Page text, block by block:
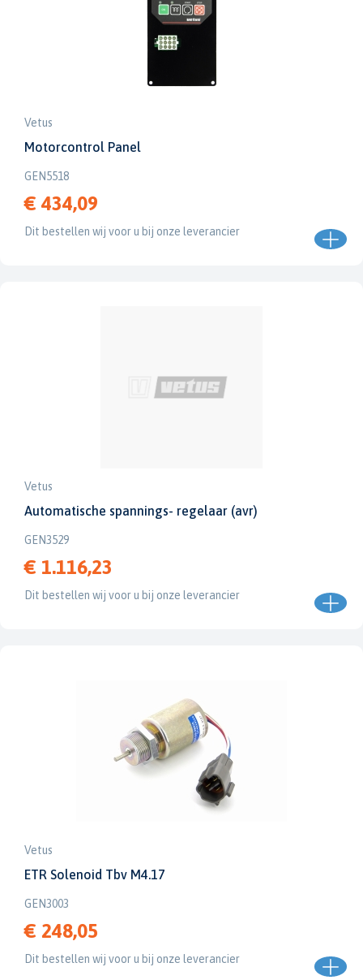
Vetus
Motorcontrol Panel
GEN5518
€ 434,09
Dit bestellen wij voor u bij onze leverancier
Vetus
Automatische spannings- regelaar (avr)
GEN3529
€ 1.116,23
Dit bestellen wij voor u bij onze leverancier
Vetus
ETR Solenoid Tbv M4.17
GEN3003
€ 248,05
Dit bestellen wij voor u bij onze leverancier